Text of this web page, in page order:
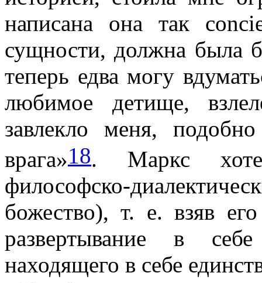
написана она так
сущности, должна была
теперь едва могу
любимое детище,
завлекло меня,
врага»18. Маркс
философско-
божество), т. е. взяв
развертывание в себе
находящего в себе